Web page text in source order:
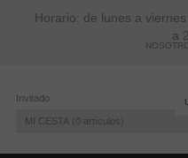
Horario: de lunes a
a
Invitado
MI CESTA 0 artículos